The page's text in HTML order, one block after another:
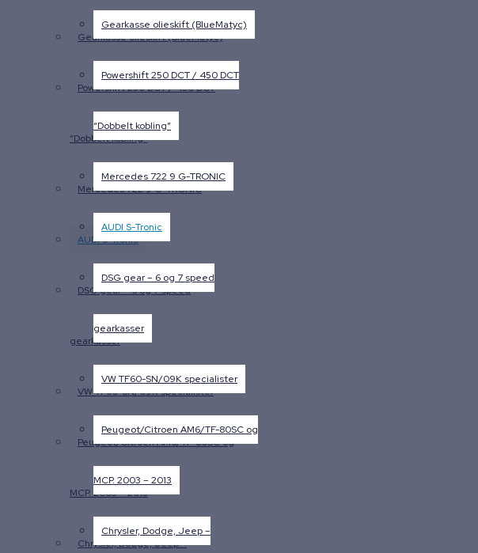
Gearkasse olieskift (BlueMatyc)
Powershift 250 DCT / 450 DCT
“Dobbelt kobling”
Mercedes 722 9 G-TRONIC
AUDI S-Tronic
DSG gear – 6 og 7 speed
gearkasser
VW TF60-SN/09K specialister
Peugeot/Citroen AM6/TF-80SC og
MCP. 2003 – 2013
Chrysler, Dodge, Jeep –
Gearkasse olieskift (BlueMatyc)
Powershift 250 DCT / 450 DCT
“Dobbelt kobling”
Mercedes 722 9 G-TRONIC
AUDI S-Tronic
DSG gear – 6 og 7 speed
gearkasser
VW TF60-SN/09K specialister
Peugeot/Citroen AM6/TF-80SC og
MCP. 2003 – 2013
Chrysler, Dodge, Jeep –